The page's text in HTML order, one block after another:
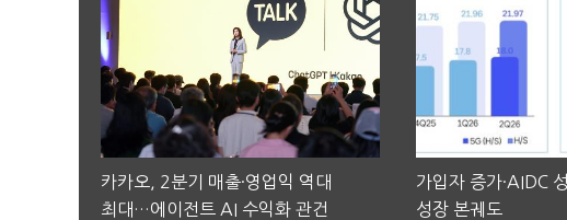
카카오, 2분기 매출·영업익 역대
최대…에이전트 AI 수익화 관건
가입자 증가·AIDC
성장 본궤도